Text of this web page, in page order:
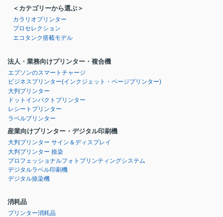
＜カテゴリーから選ぶ＞
カラリオプリンター
プロセレクション
エコタンク搭載モデル
法人・業務向けプリンター・複合機
エプソンのスマートチャージ
ビジネスプリンター(インクジェット・ページプリンター)
大判プリンター
ドットインパクトプリンター
レシートプリンター
ラベルプリンター
産業向けプリンター・デジタル印刷機
大判プリンター サイン＆ディスプレイ
大判プリンター 捺染
プロフェッショナルフォトプリンティングシステム
デジタルラベル印刷機
デジタル捺染機
消耗品
プリンター消耗品